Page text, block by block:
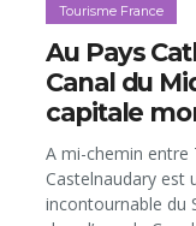
Tourisme France
Au Pays
Canal du
capitale
A mi-chemin entre
Castelnaudary est
incontournable du